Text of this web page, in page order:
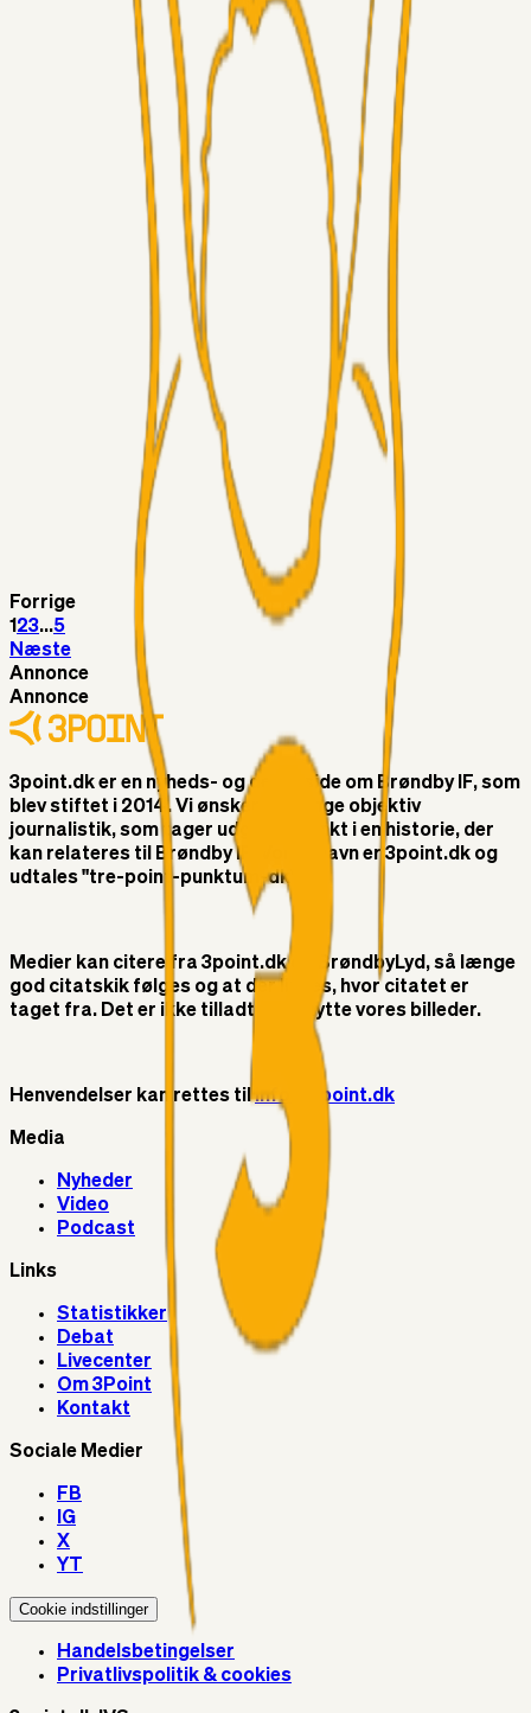
Superliga-truppen
05. aug. 2026
Kommer Jobbe hjem?
05. aug. 2026
Brøndby-TV og u-19
04. aug. 2026
5. Forudsigelser op til Horsens kampen.
RasmusStephansen04. aug. 2026
Nørgaards Lever Hug, Skaktræk Mod En Utålmodig
RasmusStephansen
04. aug. 2026
Har GFH løsnet grebet...?
Superliga-truppen
04. aug. 2026
Medie: Tahirovic til Celtic for samlet 6 mio Euro
Forrige
1 23...5
Næste
Annonce
Annonce
3point.dk er en nyheds- og debatside om Brøndby IF, som
blev stiftet i 2014. Vi ønsker at bringe objektiv
journalistik, som tager udgangspunkt i en historie, der
kan relateres til Brøndby IF. Vores navn er 3point.dk og
udtales "tre-point-punktum-dk"
Medier kan citere fra 3point.dk og BrøndbyLyd, så længe
god citatskik følges og at der linkes, hvor citatet er
taget fra. Det er ikke tilladt at benytte vores billeder.
Henvendelser kan rettes tilinfo@3point.dk
Media
Nyheder
Video
Podcast
Links
Statistikker
Debat
Livecenter
Om 3Point
Kontakt
Sociale Medier
FB
IG
X
YT
Cookie indstillinger
Handelsbetingelser
Privatlivspolitik & cookies